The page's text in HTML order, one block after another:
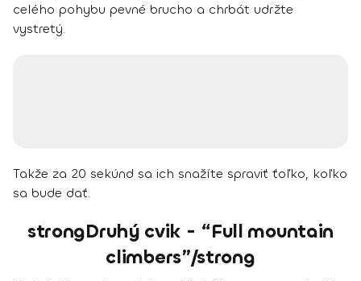
celého pohybu pevné brucho a chrbát udržte
vystretý.
Takže za 20 sekúnd sa ich snažíte spraviť ťoľko, koľko
sa bude dať.
strongDruhý cvik - “Full mountain
climbers”/strong